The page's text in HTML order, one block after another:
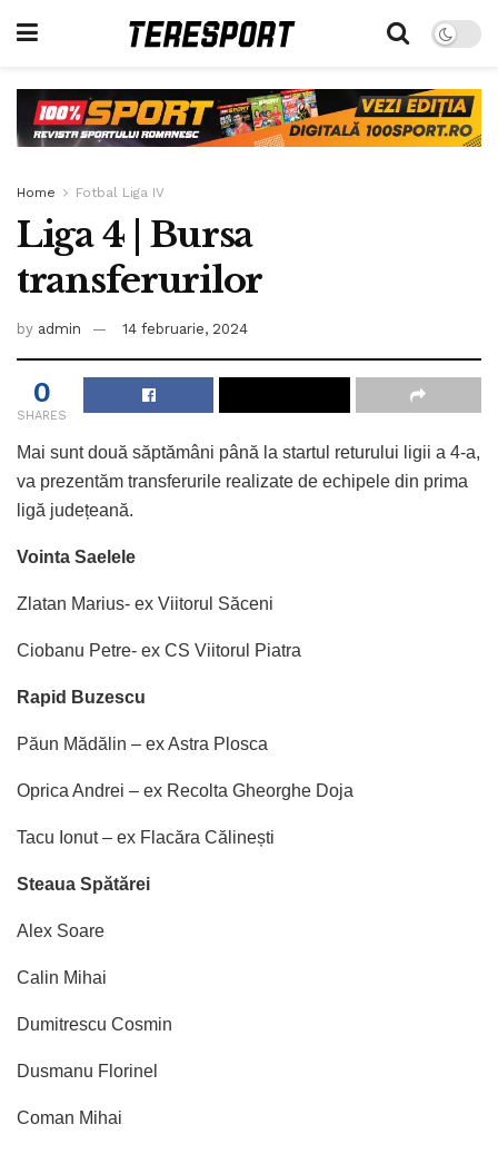
Home Fotbal Liga IV
Liga 4 | Bursa
transferurilor
by admin 14 februarie, 2024
0
SHARES
Mai sunt două săptămâni până la startul returului ligii a 4-a,
va prezentăm transferurile realizate de echipele din prima
ligă județeană.
Vointa Saelele
Zlatan Marius- ex Viitorul Săceni
Ciobanu Petre- ex CS Viitorul Piatra
Rapid Buzescu
Păun Mădălin – ex Astra Plosca
Oprica Andrei – ex Recolta Gheorghe Doja
Tacu Ionut – ex Flacăra Călinești
Steaua Spătărei
Alex Soare
Calin Mihai
Dumitrescu Cosmin
Dusmanu Florinel
Coman Mihai